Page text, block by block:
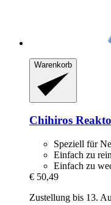
Warenkorb
Chihiros
Speziell für
Einfach zu
Einfach zu
€ 50,49
Zustellung bis 13.